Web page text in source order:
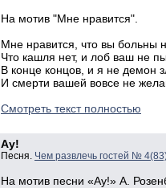
На мотив "Мне нравится".
Мне нравится, что вы больны
Что кашля нет, и лоб ваш не
В конце концов, и я не демон
И смерти вашей вовсе не
Смотреть текст полностью
Ау!
Песня. Чем развлечь гостей №
На мотив песни «Ау!» А.